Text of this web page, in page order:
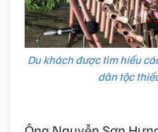
Du khách được tìm hiểu
dân tộc